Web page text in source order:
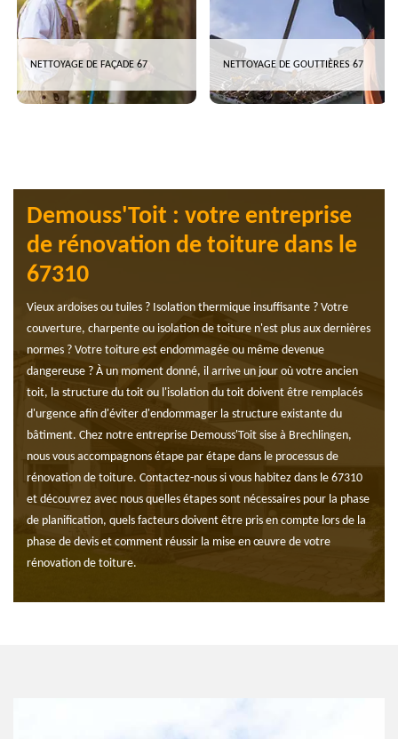
NETTOYAGE DE FAÇADE 67 NETTOYAGE DE GOUTTIÈRES 67
Demouss'Toit : votre entreprise
de rénovation de toiture dans le
67310
Vieux ardoises ou tuiles ? Isolation thermique insuffisante ? Votre
couverture, charpente ou isolation de toiture n'est plus aux dernières
normes ? Votre toiture est endommagée ou même devenue
dangereuse ? À un moment donné, il arrive un jour où votre ancien
toit, la structure du toit ou l'isolation du toit doivent être remplacés
d'urgence afin d'éviter d'endommager la structure existante du
bâtiment. Chez notre entreprise Demouss'Toit sise à Brechlingen,
nous vous accompagnons étape par étape dans le processus de
rénovation de toiture. Contactez-nous si vous habitez dans le 67310
et découvrez avec nous quelles étapes sont nécessaires pour la phase
de planification, quels facteurs doivent être pris en compte lors de la
phase de devis et comment réussir la mise en œuvre de votre
rénovation de toiture.